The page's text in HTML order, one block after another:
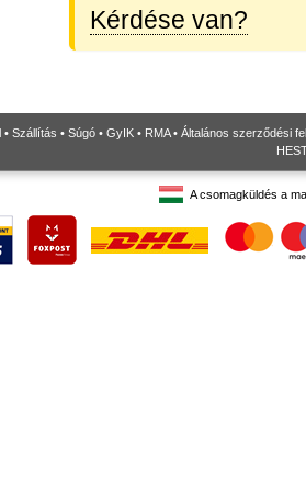
Kérdése van?
• Szállítás • Súgó • GyIK • RMA• Általános szerződési
A csomagküldés a